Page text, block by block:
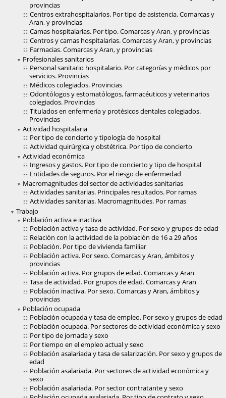
provincias
Centros extrahospitalarios. Por tipo de asistencia. Comarcas y
Aran, y provincias
Camas hospitalarias. Por tipo. Comarcas y Aran, y provincias
Centros y camas hospitalarias. Comarcas y Aran, y provincias
Farmacias. Comarcas y Aran, y provincias
Profesionales sanitarios
Personal sanitario hospitalario. Por categorías y médicos por
servicios. Provincias
Médicos colegiados. Provincias
Odontólogos y estomatólogos, farmacéuticos y veterinarios
colegiados. Provincias
Titulados en enfermería y protésicos dentales colegiados.
Provincias
Actividad hospitalaria
Por tipo de concierto y tipología de hospital
Actividad quirúrgica y obstétrica. Por tipo de concierto
Actividad económica
Ingresos y gastos. Por tipo de concierto y tipo de hospital
Entidades de seguros. Por el riesgo de enfermedad
Macromagnitudes del sector de actividades sanitarias
Actividades sanitarias. Principales resultados. Por ramas
Actividades sanitarias. Macromagnitudes. Por ramas
Trabajo
Población activa e inactiva
Población activa y tasa de actividad. Por sexo y grupos de edad
Relación con la actividad de la población de 16 a 29 años
Población. Por tipo de vivienda familiar
Población activa. Por sexo. Comarcas y Aran, ámbitos y
provincias
Población activa. Por grupos de edad. Comarcas y Aran
Tasa de actividad. Por grupos de edad. Comarcas y Aran
Población inactiva. Por sexo. Comarcas y Aran, ámbitos y
provincias
Población ocupada
Población ocupada y tasa de empleo. Por sexo y grupos de edad
Población ocupada. Por sectores de actividad económica y sexo
Por tipo de jornada y sexo
Por tiempo en el empleo actual y sexo
Población asalariada y tasa de salarización. Por sexo y grupos de
edad
Población asalariada. Por sectores de actividad económica y
sexo
Población asalariada. Por sector contratante y sexo